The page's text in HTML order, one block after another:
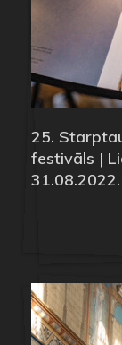
25.
festivāls |